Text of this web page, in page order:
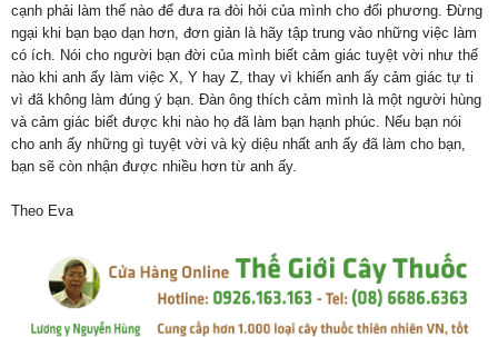
cạnh phải làm thế nào để đưa ra đòi hỏi của mình cho đối phương. Đừng
ngại khi bạn bạo dạn hơn, đơn giản là hãy tập trung vào những việc làm
có ích. Nói cho người bạn đời của mình biết cảm giác tuyệt vời như thế
nào khi anh ấy làm việc X, Y hay Z, thay vì khiến anh ấy cảm giác tự ti
vì đã không làm đúng ý bạn. Đàn ông thích cảm mình là một người hùng
và cảm giác biết được khi nào họ đã làm bạn hạnh phúc. Nếu bạn nói
cho anh ấy những gì tuyệt vời và kỳ diệu nhất anh ấy đã làm cho bạn,
bạn sẽ còn nhận được nhiều hơn từ anh ấy.
Theo Eva